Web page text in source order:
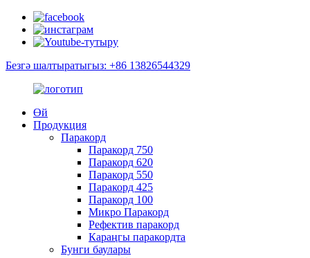
Безгә шалтыратыгыз: +86 13826544329
Өй
Продукция
Паракорд
Паракорд 750
Паракорд 620
Паракорд 550
Паракорд 425
Паракорд 100
Микро Паракорд
Рефектив паракорд
Караңгы паракордта
Бунги баулары